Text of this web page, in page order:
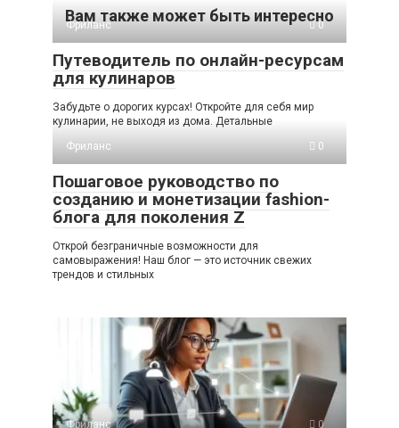
Вам также может быть интересно
Фриланс 0
Путеводитель по онлайн-ресурсам
для кулинаров
Забудьте о дорогих курсах! Откройте для себя мир
кулинарии, не выходя из дома. Детальные
Фриланс
0
Пошаговое руководство по
созданию и монетизации fashion-
блога для поколения Z
Открой безграничные возможности для
самовыражения! Наш блог — это источник свежих
трендов и стильных
Фриланс 0